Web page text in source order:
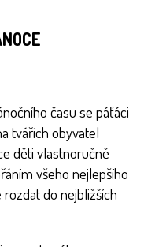
času se páťáci
tvářích obyvatel
děti vlastnoručně
všeho nejlepšího
do nejbližších